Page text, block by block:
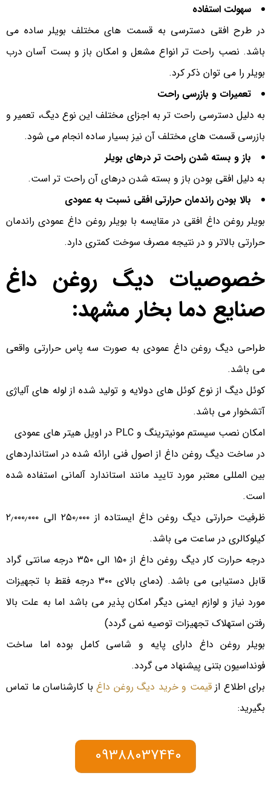
سهولت استفاده
در طرح افقی دسترسی به قسمت های مختلف بویلر ساده می
باشد. نصب راحت تر انواع مشعل و امکان باز و بست آسان درب
بویلر را می توان ذکر کرد.
تعمیرات و بازرسی راحت
به دلیل دسترسی راحت تر به اجزای مختلف این نوع دیگ، تعمیر و
بازرسی قسمت های مختلف آن نیز بسیار ساده انجام می شود.
باز و بسته شدن راحت تر درهای بویلر
به دلیل افقی بودن باز و بسته شدن درهای آن راحت تر است.
بالا بودن راندمان حرارتی افقی نسبت به عمودی
بویلر روغن داغ افقی در مقایسه با بویلر روغن داغ عمودی راندمان
حرارتی بالاتر و در نتیجه مصرف سوخت کمتری دارد.
خصوصیات دیگ روغن داغ
صنایع دما بخار مشهد:
طراحی دیگ روغن داغ عمودی به صورت سه پاس حرارتی واقعی
می باشد.
کوئل دیگ از نوع کوئل های دولایه و تولید شده از لوله های آلیاژی
آتشخوار می باشد.
امکان نصب سیستم مونیترینگ و PLC در اویل هیتر های عمودی
در ساخت دیگ روغن داغ از اصول فنی ارائه شده در استانداردهای
بین المللی معتبر مورد تایید مانند استاندارد آلمانی استفاده شده
است.
ظرفیت حرارتی دیگ روغن داغ ایستاده از ۲۵۰٫۰۰۰ الی ۲٫۰۰۰٫۰۰۰
کیلوکالری در ساعت می باشد.
درجه حرارت کار دیگ روغن داغ از ۱۵۰ الی ۳۵۰ درجه سانتی گراد
قابل دستیابی می باشد. (دمای بالای ۳۰۰ درجه فقط با تجهیزات
مورد نیاز و لوازم ایمنی دیگر امکان پذیر می باشد اما به علت بالا
رفتن استهلاک تجهیزات توصیه نمی گردد)
بویلر روغن داغ دارای پایه و شاسی کامل بوده اما ساخت
فونداسیون بتنی پیشنهاد می گردد.
برای اطلاع ازقیمت و خرید دیگ روغن داغ با کارشناسان ما تماس
بگیرید: